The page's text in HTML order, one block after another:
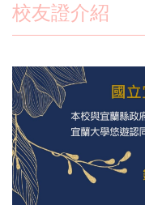
成績單申請
折抵役期申請
校友證介紹